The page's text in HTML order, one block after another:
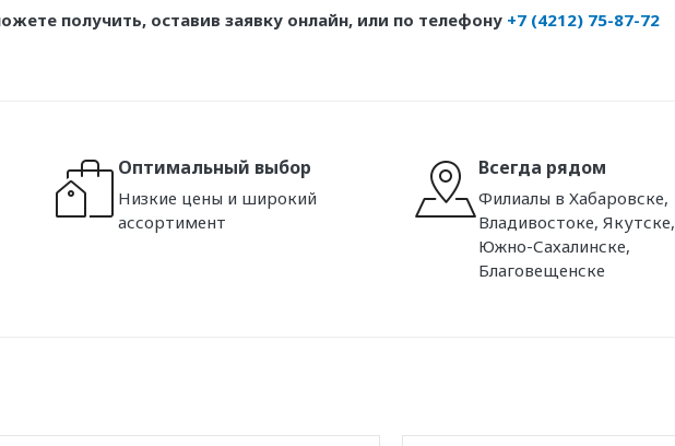
получить, оставив заявку онлайн, или по телефону +7 (4212) 75-87-72
Оптимальный выбор
Низкие цены и широкий
ассортимент
Всегда рядом
Филиалы в Хабаровске,
Владивостоке, Якутске,
Южно-Сахалинске,
Благовещенске